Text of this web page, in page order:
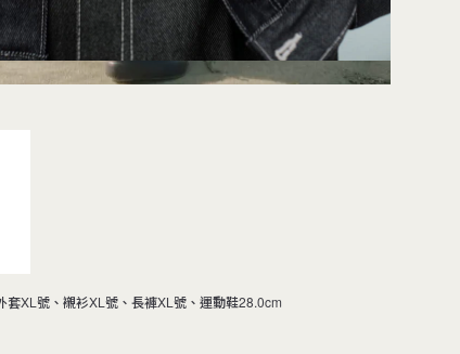
套XL號、襯衫XL號、長褲XL號、運動鞋28.0cm